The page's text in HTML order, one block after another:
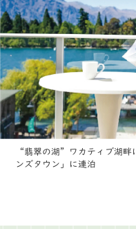
“翡翠の湖”ワカティブ湖畔
ンズタウン」に連泊